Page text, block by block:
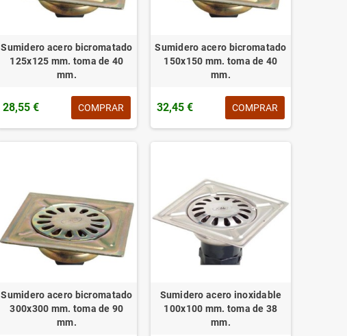
Sumidero acero bicromatado
125x125 mm. toma de 40
mm.
28,55 € COMPRAR
Sumidero acero bicromatado
150x150 mm. toma de 40
mm.
32,45 € COMPRAR
Sumidero acero bicromatado
300x300 mm. toma de 90
mm.
Sumidero acero inoxidable
100x100 mm. toma de 38
mm.